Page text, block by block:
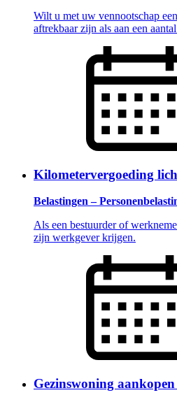
Wilt u met uw vennootschap
aftrekbaar zijn als aan een
Kilometervergoeding
Belastingen –
Als een bestuurder of
zijn werkgever krijgen.
Gezinswoning